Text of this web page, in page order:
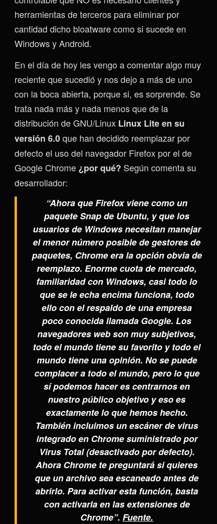
herramientas de terceros para eliminar por
cantidad dicho bloatware como si sucede en
Windows y Android.
En el día de hoy les vengo a comentar algo muy
reciente que sucedió y nos dejo a más de uno
con la boca abierta, porque si, es sorprende. Se
trata nada más y nada menos que de la
distribución de GNU/Linux Linux Lite en su
versión 6.0que han decidido reemplazar por
defecto el uso del navegador Firefox por el de
Google Chrome ¿por qué? Según comenta su
desarrollador:
“Ahora que Firefox viene como un
paquete Snap de Ubuntu, y que los
usuarios de Windows necesitan manejar
el menor número posible de gestores de
paquetes, Chrome era la opción obvia de
reemplazo. Enorme cuota de mercado,
familiaridad con Windows, casi todo lo
que se le echa encima funciona, todo
ello con el respaldo de una empresa
poco conocida llamada Google. Los
navegadores web son muy subjetivos,
todo el mundo tiene su favorito y todo el
mundo tiene una opinión. No se puede
complacer a todo el mundo, pero lo que
sí podemos hacer es centrarnos en
nuestro público objetivo y eso es
exactamente lo que hemos hecho.
También incluimos un escáner de virus
integrado en Chrome suministrado por
Virus Total (desactivado por defecto).
Ahora Chrome te preguntará si quieres
que un archivo sea escaneado antes de
abrirlo. Para activar esta función, basta
con activarla en las extensiones de
Chrome”.Fuente.